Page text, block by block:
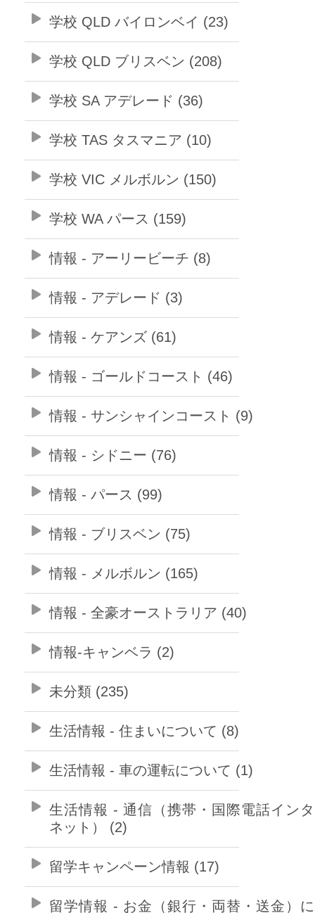
学校 QLD バイロンベイ (23)
学校 QLD ブリスベン (208)
学校 SA アデレード (36)
学校 TAS タスマニア (10)
学校 VIC メルボルン (150)
学校 WA パース (159)
情報 - アーリービーチ (8)
情報 - アデレード (3)
情報 - ケアンズ (61)
情報 - ゴールドコースト (46)
情報 - サンシャインコースト (9)
情報 - シドニー (76)
情報 - パース (99)
情報 - ブリスベン (75)
情報 - メルボルン (165)
情報 - 全豪オーストラリア (40)
情報-キャンベラ (2)
未分類 (235)
生活情報 - 住まいについて (8)
生活情報 - 車の運転について (1)
生活情報 - 通信（携帯・国際電話イン
ネット） (2)
留学キャンペーン情報 (17)
留学情報 - お金（銀行・両替・送金）